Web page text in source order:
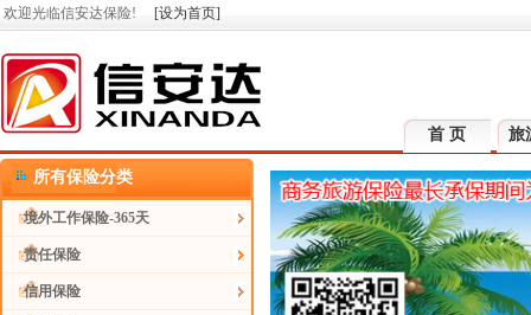
欢迎光临信安达保险! [设为首页]
首 页 旅
所有保险分类
境外工作保险-365天
责任保险
信用保险